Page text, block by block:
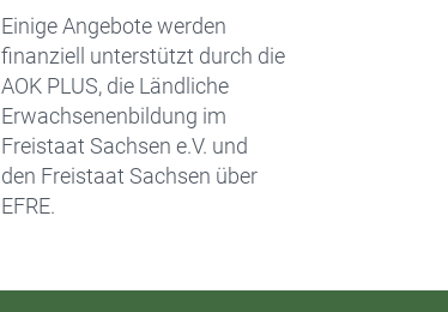
Einige Angebote werden
finanziell unterstützt durch die
AOK PLUS, die Ländliche
Erwachsenenbildung im
Freistaat Sachsen e.V. und
den Freistaat Sachsen über
EFRE.